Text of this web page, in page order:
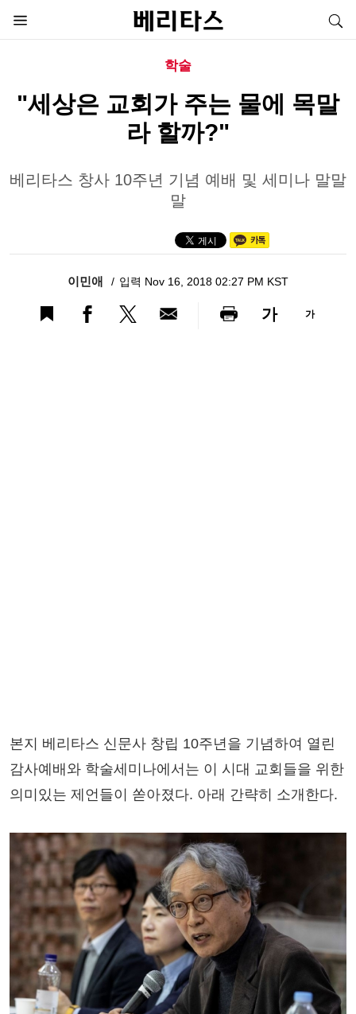
학술
"세상은 교회가 주는 물에 목말
라 할까?"
베리타스 창사 10주년 기념 예배 및 세미나 말말
말
이민애 입력 Nov 16, 2018 02:27 PM KST
가 가
본지 베리타스 신문사 창립 10주년을 기념하여 열린
감사예배와 학술세미나에서는 이 시대 교회들을 위한
의미있는 제언들이 쏟아졌다. 아래 간략히 소개한다.